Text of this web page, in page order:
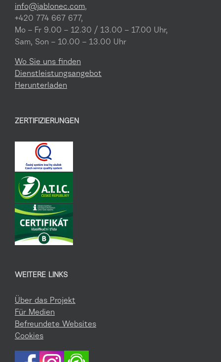
info@jablonec.com,
+420 774 667 677,
Mo – Fr 9.00 – 12.30 / 13.00 – 17.00 Uhr,
Sam, Son – 10.00 – 13.00 Uhr
Wo Sie uns finden
Dienstleistungsangebot
Herunterladen
ZERTIFIZIERUNGEN
WEITERE LINKS
Über das Projekt
Für Medien
Befreundete Websites
Cookies